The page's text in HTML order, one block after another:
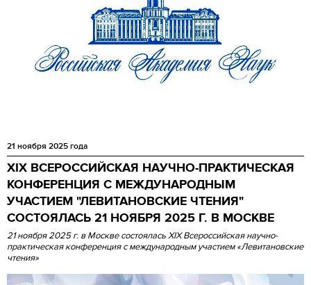
21 ноября 2025 года
XIX ВСЕРОССИЙСКАЯ НАУЧНО-ПРАКТИЧЕСКАЯ
КОНФЕРЕНЦИЯ С МЕЖДУНАРОДНЫМ
УЧАСТИЕМ "ЛЕВИТАНОВСКИЕ ЧТЕНИЯ"
СОСТОЯЛАСЬ 21 НОЯБРЯ 2025 Г. В МОСКВЕ
21 ноября 2025 г. в Москве состоялась XIX Всероссийская научно-
практическая конференция с международным участием «Левитановские
чтения»